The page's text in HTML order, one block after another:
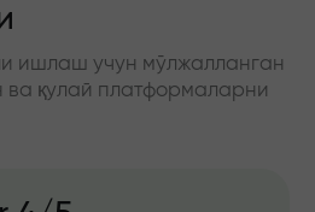
ишлаш учун мўлжалланган
ва қулай платформаларни